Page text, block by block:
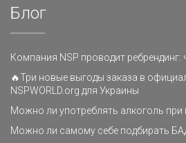
Блог
Компания NSP проводит ребрендинг:
🔥Три новые выгоды заказа в
NSPWORLD.org для Украины
Можно ли употреблять алкоголь при
Можно ли самому себе подбирать